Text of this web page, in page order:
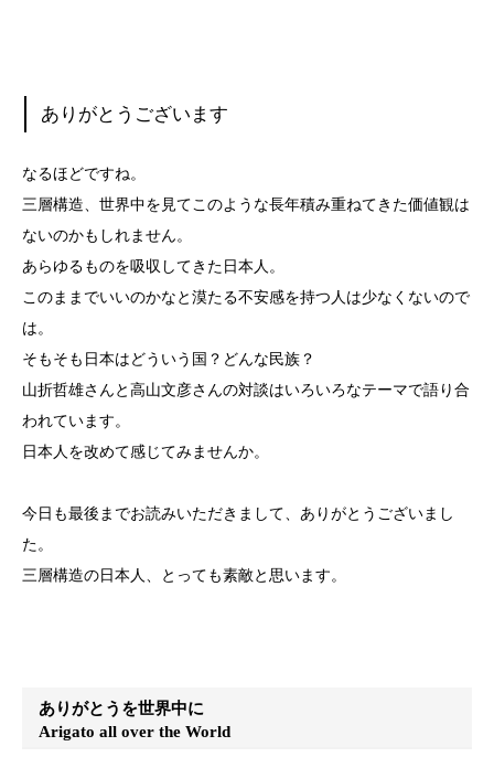
ありがとうございます
なるほどですね。
三層構造、世界中を見てこのような長年積み重ねてきた価値観は
ないのかもしれません。
あらゆるものを吸収してきた日本人。
このままでいいのかなと漠たる不安感を持つ人は少なくないので
は。
そもそも日本はどういう国？どんな民族？
山折哲雄さんと高山文彦さんの対談はいろいろなテーマで語り合
われています。
日本人を改めて感じてみませんか。
今日も最後までお読みいただきまして、ありがとうございまし
た。
三層構造の日本人、とっても素敵と思います。
ありがとうを世界中に
Arigato all over the World